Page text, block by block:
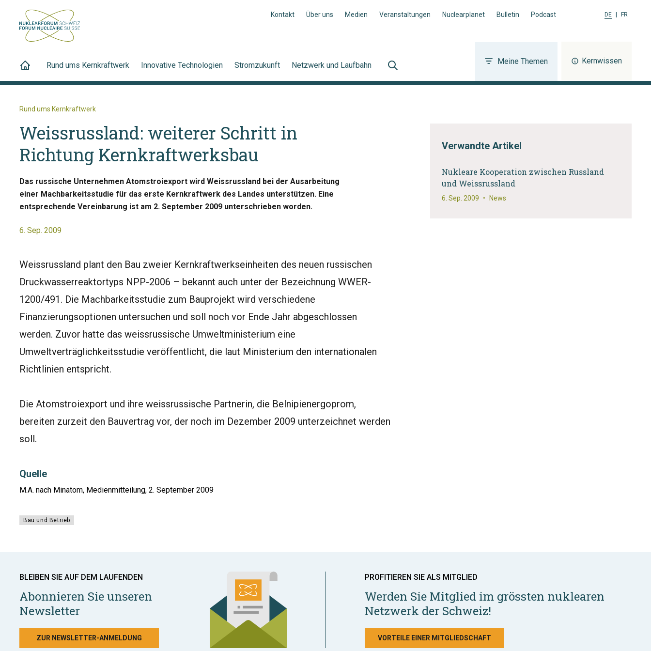
Kontakt Über uns Medien Veranstaltungen Nuclearplanet Bulletin Podcast DE FR
Rund ums Kernkraftwerk Innovative Technologien Stromzukunft Netzwerk und Laufbahn Meine Themen Kernwissen
Rund ums Kernkraftwerk
Weissrussland: weiterer Schritt in
Richtung Kernkraftwerksbau
Das russische Unternehmen Atomstroiexport wird Weissrussland bei der Ausarbeitung
einer Machbarkeitsstudie für das erste Kernkraftwerk des Landes unterstützen. Eine
entsprechende Vereinbarung ist am 2. September 2009 unterschrieben worden.
6. Sep. 2009
Weissrussland plant den Bau zweier Kernkraftwerkseinheiten des neuen russischen
Druckwasserreaktortyps NPP-2006 – bekannt auch unter der Bezeichnung WWER-
1200/491. Die Machbarkeitsstudie zum Bauprojekt wird verschiedene
Finanzierungsoptionen untersuchen und soll noch vor Ende Jahr abgeschlossen
werden. Zuvor hatte das weissrussische Umweltministerium eine
Umweltverträglichkeitsstudie veröffentlicht, die laut Ministerium den internationalen
Richtlinien entspricht.
Die Atomstroiexport und ihre weissrussische Partnerin, die Belnipienergoprom,
bereiten zurzeit den Bauvertrag vor, der noch im Dezember 2009 unterzeichnet werden
soll.
Quelle
M.A. nach Minatom, Medienmitteilung, 2. September 2009
Bau und Betrieb
Verwandte Artikel
Nukleare Kooperation zwischen Russland
und Weissrussland
6. Sep. 2009 • News
BLEIBEN SIE AUF DEM LAUFENDEN
Abonnieren Sie unseren
Newsletter
ZUR NEWSLETTER-ANMELDUNG
PROFITIEREN SIE ALS MITGLIED
Werden Sie Mitglied im grössten nuklearen
Netzwerk der Schweiz!
VORTEILE EINER MITGLIEDSCHAFT